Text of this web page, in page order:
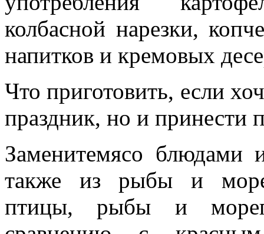
колбасной нарезки,
напитков и кремовых
Что приготовить, если
праздник, но и принести
Заменитемясо блюдами
также из рыбы и
птицы, рыбы и